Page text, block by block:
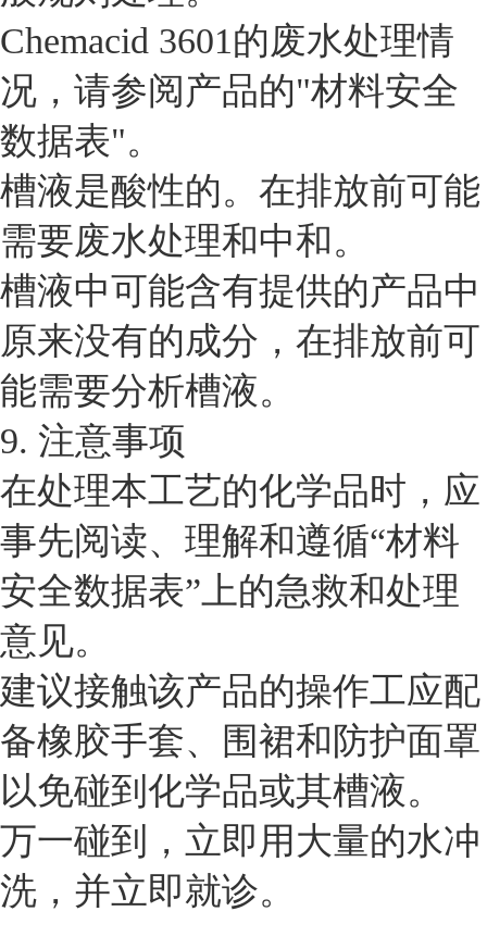
Chemacid 3601的废水处理情
况，请参阅产品的"材料安全
数据表"。
槽液是酸性的。在排放前可能
需要废水处理和中和。
槽液中可能含有提供的产品中
原来没有的成分，在排放前可
能需要分析槽液。
9. 注意事项
在处理本工艺的化学品时，应
事先阅读、理解和遵循“材料
安全数据表”上的急救和处理
意见。
建议接触该产品的操作工应配
备橡胶手套、围裙和防护面罩
以免碰到化学品或其槽液。
万一碰到，立即用大量的水冲
洗，并立即就诊。